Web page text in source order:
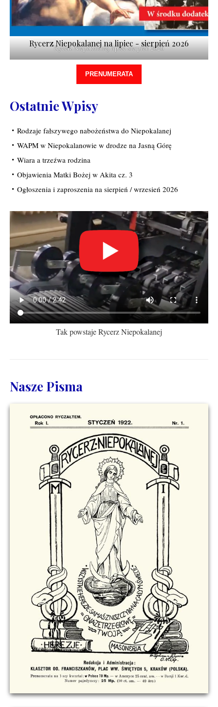
Rycerz Niepokalanej lipiec-sierpień 2026
Rycerz Niepokalanej na lipiec - sierpień 2026
PRENUMERATA
Ostatnie Wpisy
Rodzaje fałszywego nabożeństwa do Niepokalanej
WAPM w Niepokalanowie w drodze na Jasną Górę
Wiara a trzeźwa rodzina
Objawienia Matki Bożej w Akita cz. 3
Ogłoszenia i zaproszenia na sierpień / wrzesień 2026
Tak powstaje Rycerz Niepokalanej
Nasze Pisma